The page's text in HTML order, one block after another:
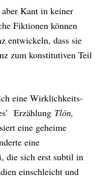
Kant in keiner
Fiktionen können
entwickeln, dass sie
zum konstitutiven Teil
eine Wirklichkeits-
Erzählung Tlön,
eine geheime
eine
die sich erst subtil in
einschleicht und